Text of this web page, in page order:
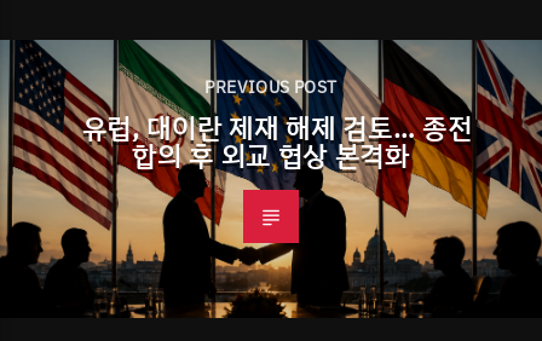
PREVIOUS POST
유럽, 대이란 제재 해제 검토… 종전
합의 후 외교 협상 본격화